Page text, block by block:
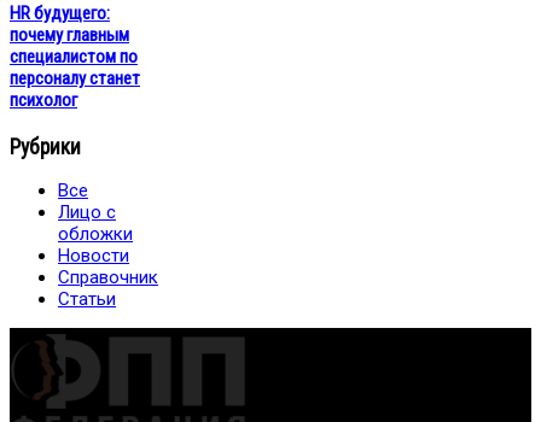
HR будущего:
почему главным
специалистом по
персоналу станет
психолог
Рубрики
Все
Лицо с
обложки
Новости
Справочник
Статьи